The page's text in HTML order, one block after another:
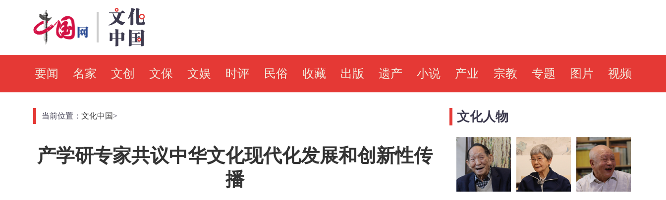
要闻 名家 文创 文保 文娱 时评 民俗 收藏 出版 遗产 小说 产业 宗教 专题 图片 视频
当前位置： 文化中国>
产学研专家共议中华文化现代化发展和创新性传
播
文化人物